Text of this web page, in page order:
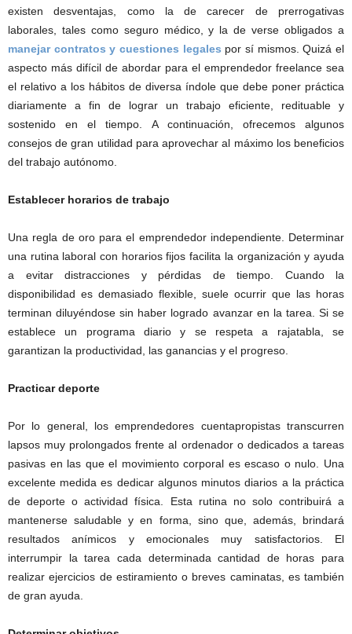
existen desventajas, como la de carecer de prerrogativas
laborales, tales como seguro médico, y la de verse obligados a
manejar contratos y cuestiones legales por sí mismos. Quizá el
aspecto más difícil de abordar para el emprendedor freelance sea
el relativo a los hábitos de diversa índole que debe poner práctica
diariamente a fin de lograr un trabajo eficiente, redituable y
sostenido en el tiempo. A continuación, ofrecemos algunos
consejos de gran utilidad para aprovechar al máximo los beneficios
del trabajo autónomo.
Establecer horarios de trabajo
Una regla de oro para el emprendedor independiente. Determinar
una rutina laboral con horarios fijos facilita la organización y ayuda
a evitar distracciones y pérdidas de tiempo. Cuando la
disponibilidad es demasiado flexible, suele ocurrir que las horas
terminan diluyéndose sin haber logrado avanzar en la tarea. Si se
establece un programa diario y se respeta a rajatabla, se
garantizan la productividad, las ganancias y el progreso.
Practicar deporte
Por lo general, los emprendedores cuentapropistas transcurren
lapsos muy prolongados frente al ordenador o dedicados a tareas
pasivas en las que el movimiento corporal es escaso o nulo. Una
excelente medida es dedicar algunos minutos diarios a la práctica
de deporte o actividad física. Esta rutina no solo contribuirá a
mantenerse saludable y en forma, sino que, además, brindará
resultados anímicos y emocionales muy satisfactorios. El
interrumpir la tarea cada determinada cantidad de horas para
realizar ejercicios de estiramiento o breves caminatas, es también
de gran ayuda.